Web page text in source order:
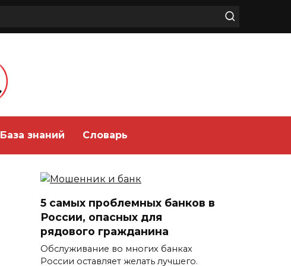
База знаний Словарь
5 самых проблемных банков в
России, опасных для
рядового гражданина
Обслуживание во многих банках
России оставляет желать лучшего.